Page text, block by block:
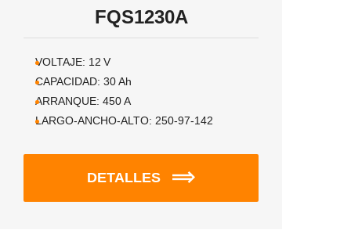
FQS1230A
VOLTAJE: 12 V
CAPACIDAD: 30Ah
ARRANQUE: 450A
LARGO-ANCHO-ALTO: 250-97-142
DETALLES